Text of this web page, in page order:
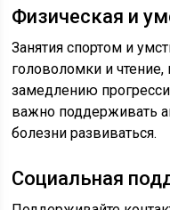
Физическая и
Занятия спортом и
головоломки и чтение,
замедлению
важно поддерживать
болезни развиваться.
Социальная